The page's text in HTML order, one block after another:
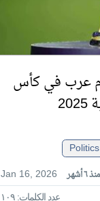
نجوم عرب في كأس
Politics
Jan 16, 2026
منذ ٦ أشهر
عدد الكلمات: ١٠٩